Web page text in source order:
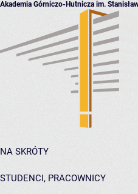
Akademia Górniczo-Hutnicza im.
NA SKRÓTY
STUDENCI, PRACOWNICY